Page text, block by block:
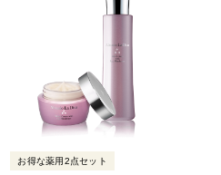
お得な薬用2点セット